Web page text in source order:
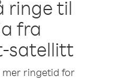
ringe til
fra
satellitt
mer ringetid for